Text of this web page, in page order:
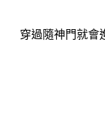
穿過隨神門就會